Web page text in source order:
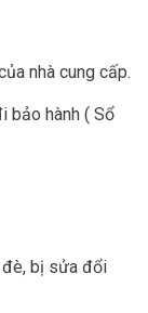
nhà cung cấp.
bảo hành ( Sổ
đè, bị sửa đổi